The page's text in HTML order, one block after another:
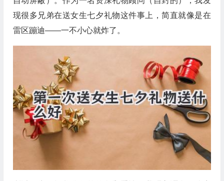
现很多兄弟在送女生七夕礼物这件事上，简直就像是在
雷区蹦迪——一不小心就炸了。